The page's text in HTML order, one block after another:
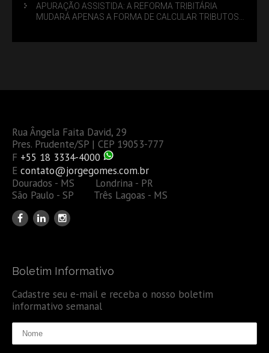
APURAÇÃO ASSISTIDA: A REFORMA TRIBITÁRIA
MUDARÁ APENAS A FORMA DE CALCULAR TRIBUTOS
Rua Ângela Faita David, 29
Pres. Prudente/SP | CEP 19053-777
F +55 18 3334-4000
E contato@jorgegomes.com.br
Dourados - MS Londrina - PR
São Paulo - SP Três Lagoas - MS
Boletim Informativo
Cadastre seu e-mail e receba o nosso boletim
informativo semanal